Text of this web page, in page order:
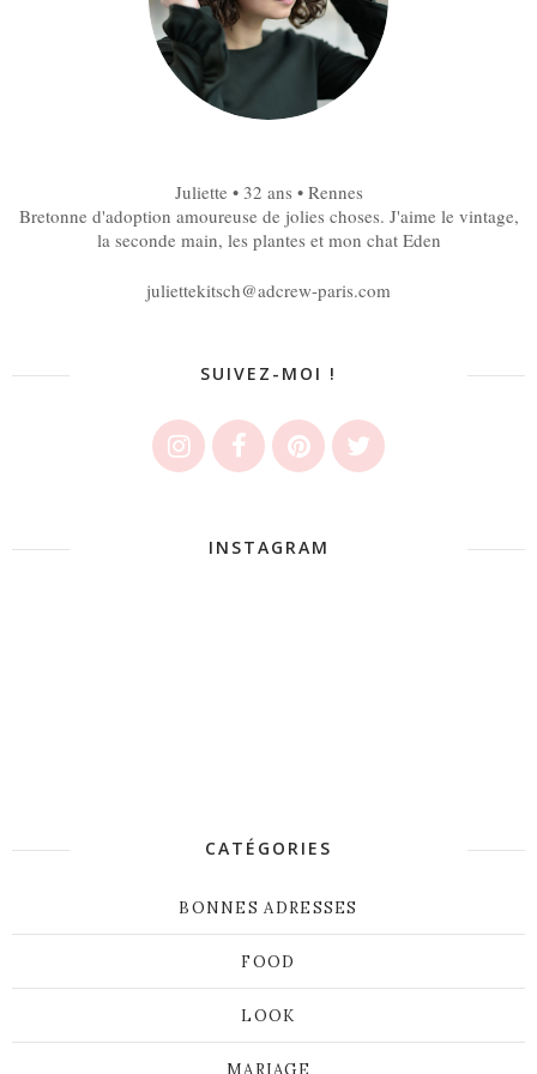
Juliette • 32 ans • Rennes
Bretonne d'adoption amoureuse de jolies choses. J'aime le vintage,
la seconde main, les plantes et mon chat Eden
juliettekitsch@adcrew-paris.com
SUIVEZ-MOI !
INSTAGRAM
CATÉGORIES
BONNES ADRESSES
FOOD
LOOK
MARIAGE